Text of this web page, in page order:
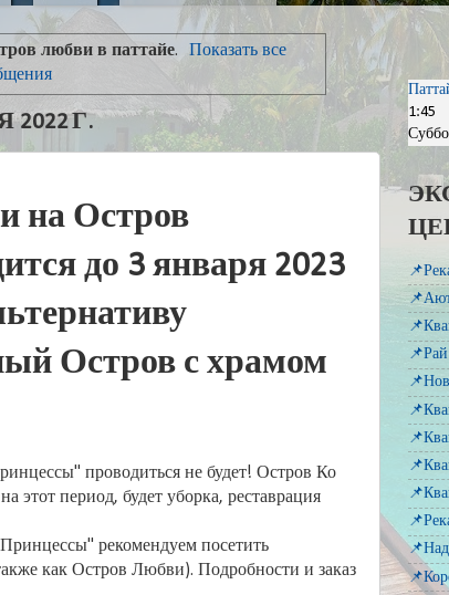
любви в паттайе.
Показать все
Г.
на Остров
до 3 января 2023
Остров с храмом
проводиться не будет! Остров Ко
этот период, будет уборка, реставрация
рекомендуем посетить
как Остров Любви). Подробности и заказ
1:45